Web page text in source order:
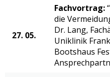
27. 05.
Fachvortrag:
die
Dr. Lang,
Uniklinik
Bootshaus